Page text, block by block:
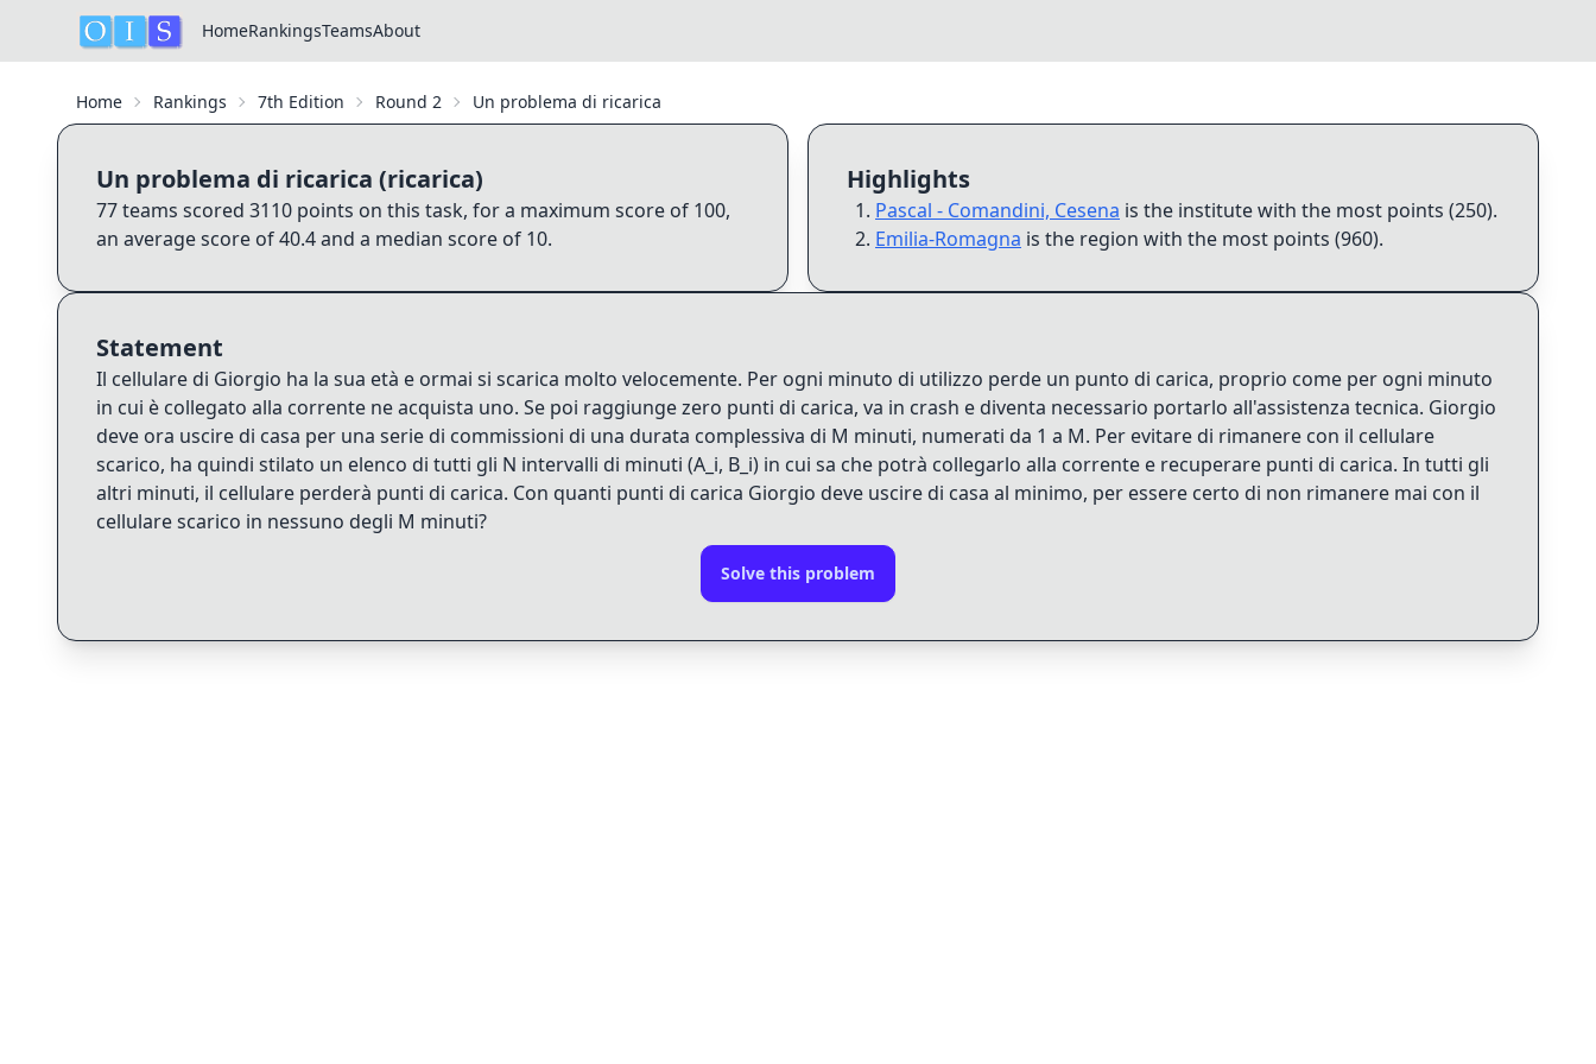
HomeRankingsTeamsAbout
Home Rankings 7th Edition Round 2 Un problema di ricarica
Un problema di ricarica (ricarica)
77teams scored 3110 points on this task, for a maximum score of 100,
an average score of40.4and a median score of 10.
Highlights
Pascal - Comandini, Cesena is the institute with the most points (250).
Emilia-Romagna is the region with the most points (960).
Statement
Il cellulare di Giorgio ha la sua età e ormai si scarica molto velocemente. Per ogni minuto di utilizzo perde un punto di carica, proprio come per ogni minuto
in cui è collegato alla corrente ne acquista uno. Se poi raggiunge zero punti di carica, va in crash e diventa necessario portarlo all'assistenza tecnica. Giorgio
deve ora uscire di casa per una serie di commissioni di una durata complessiva di M minuti, numerati da 1 a M. Per evitare di rimanere con il cellulare
scarico, ha quindi stilato un elenco di tutti gli N intervalli di minuti (A_i, B_i) in cui sa che potrà collegarlo alla corrente e recuperare punti di carica. In tutti gli
altri minuti, il cellulare perderà punti di carica. Con quanti punti di carica Giorgio deve uscire di casa al minimo, per essere certo di non rimanere mai con il
cellulare scarico in nessuno degli M minuti?
Solve this problem